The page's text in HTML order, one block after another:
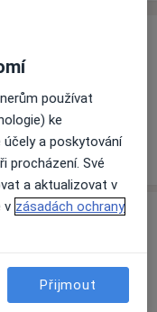
k dispozici
informace o
používat
ke
a poskytování
procházení. Své
a aktualizovat v
v zásadách ochrany
Přijmout